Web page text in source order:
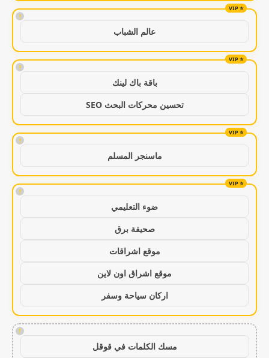
!
عالم الشباب
!
باقة باك لينك
تحسين محركات البحث SEO
!
ماسنجر المسلم
!
ضوء التعليمي
صحيفة برق
موقع اشراقات
موقع اشراق اون لاين
اركان سياحة وسفر
!
مسك الكلمات في قوقل